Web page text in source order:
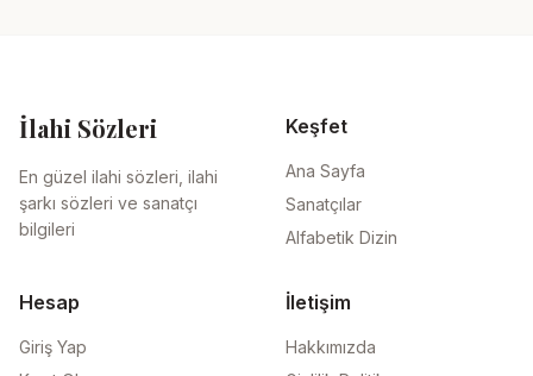
İlahi Sözleri
En güzel ilahi sözleri, ilahi
şarkı sözleri ve sanatçı
bilgileri
Keşfet
Ana Sayfa
Sanatçılar
Alfabetik Dizin
Hesap
Giriş Yap
İletişim
Hakkımızda